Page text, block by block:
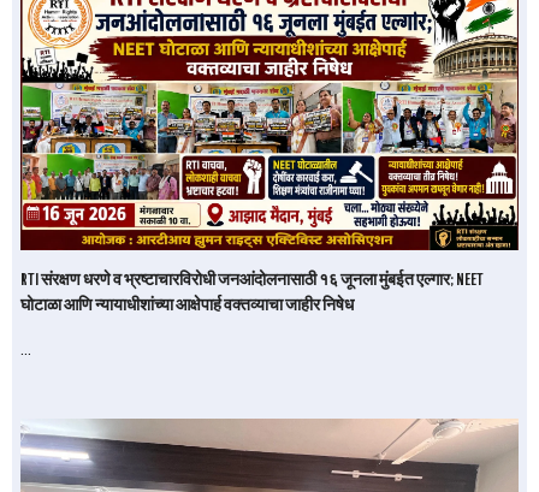
RTI संरक्षण धरणे व भ्रष्टाचारविरोधी जनआंदोलनासाठी १६ जूनला मुंबईत एल्गार; NEET
घोटाळा आणि न्यायाधीशांच्या आक्षेपार्ह वक्तव्याचा जाहीर निषेध
…